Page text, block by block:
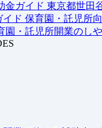
金ガイド 東京都世田
イド 保育園・託児所
園・託児所開業のし